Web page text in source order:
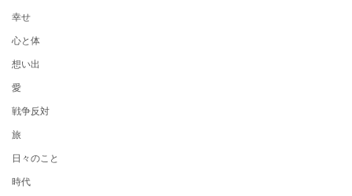
幸せ
心と体
想い出
愛
戦争反対
旅
日々のこと
時代